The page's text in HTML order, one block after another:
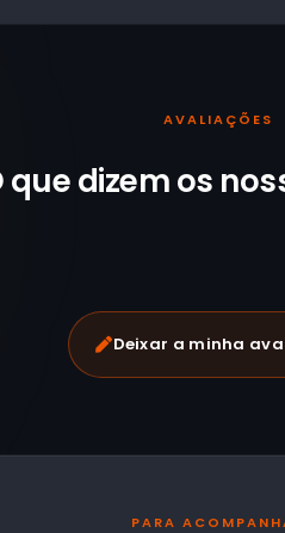
AVALIAÇÕES
que dizem os
Deixar a minha
PARA